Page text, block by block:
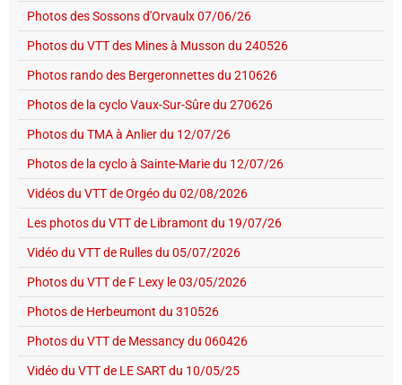
Photos des Sossons d'Orvaulx 07/06/26
Photos du VTT des Mines à Musson du 240526
Photos rando des Bergeronnettes du 210626
Photos de la cyclo Vaux-Sur-Sûre du 270626
Photos du TMA à Anlier du 12/07/26
Photos de la cyclo à Sainte-Marie du 12/07/26
Vidéos du VTT de Orgéo du 02/08/2026
Les photos du VTT de Libramont du 19/07/26
Vidéo du VTT de Rulles du 05/07/2026
Photos du VTT de F Lexy le 03/05/2026
Photos de Herbeumont du 310526
Photos du VTT de Messancy du 060426
Vidéo du VTT de LE SART du 10/05/25